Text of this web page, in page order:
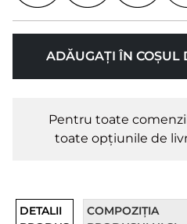
ADĂUGAȚI ÎN COȘUL
Pentru toate
toate opțiunile de
DETALII
COMPOZIȚIA